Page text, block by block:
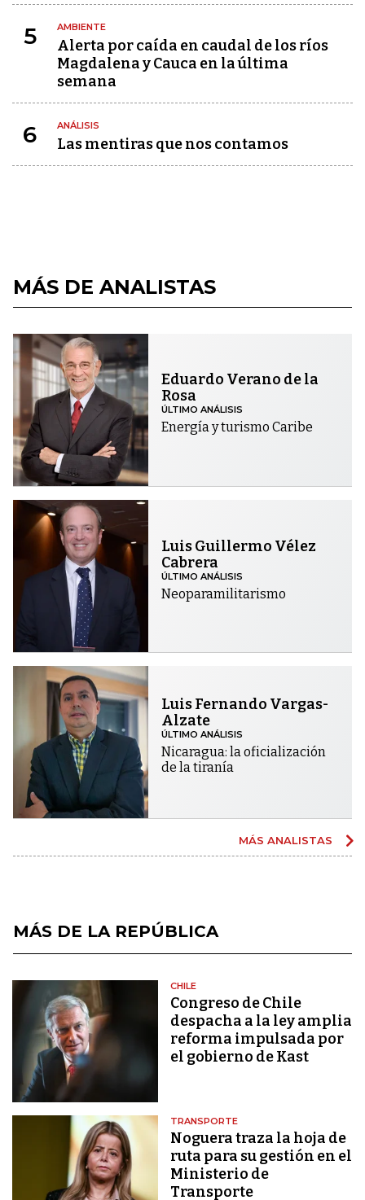
5 AMBIENTE
Alerta por caída en caudal de los ríos
Magdalena y Cauca en la última
semana
6 ANÁLISIS
Las mentiras que nos contamos
MÁS DE ANALISTAS
Eduardo Verano de la
Rosa
ÚLTIMO ANÁLISIS
Energía y turismo Caribe
Luis Guillermo Vélez
Cabrera
ÚLTIMO ANÁLISIS
Neoparamilitarismo
Luis Fernando Vargas-
Alzate
ÚLTIMO ANÁLISIS
Nicaragua: la oficialización
de la tiranía
MÁS ANALISTAS
MÁS DE LA REPÚBLICA
CHILE
Congreso de Chile
despacha a la ley amplia
reforma impulsada por
el gobierno de Kast
TRANSPORTE
Noguera traza la hoja de
ruta para su gestión en el
Ministerio de
Transporte